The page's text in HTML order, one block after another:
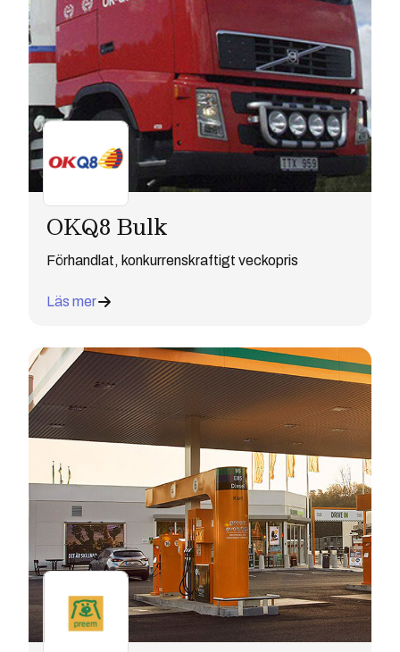
OKQ8 Bulk
Förhandlat, konkurrenskraftigt veckopris
Läs mer